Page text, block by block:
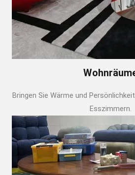
Bringen Sie Wärme und
Esszimmern.